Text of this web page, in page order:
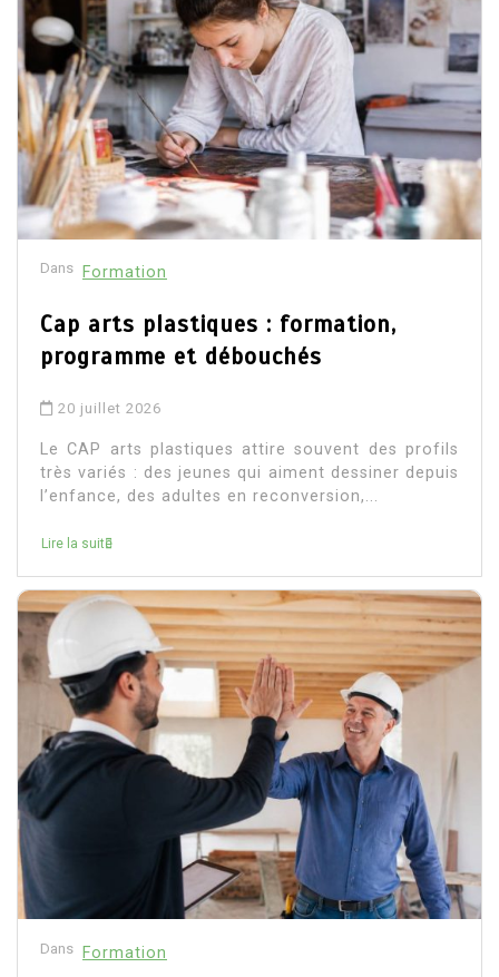
Dans Formation
Cap arts plastiques : formation,
programme et débouchés
20 juillet 2026
Le CAP arts plastiques attire souvent des profils
très variés : des jeunes qui aiment dessiner depuis
l’enfance, des adultes en reconversion,...
Lire la suite
Dans Formation